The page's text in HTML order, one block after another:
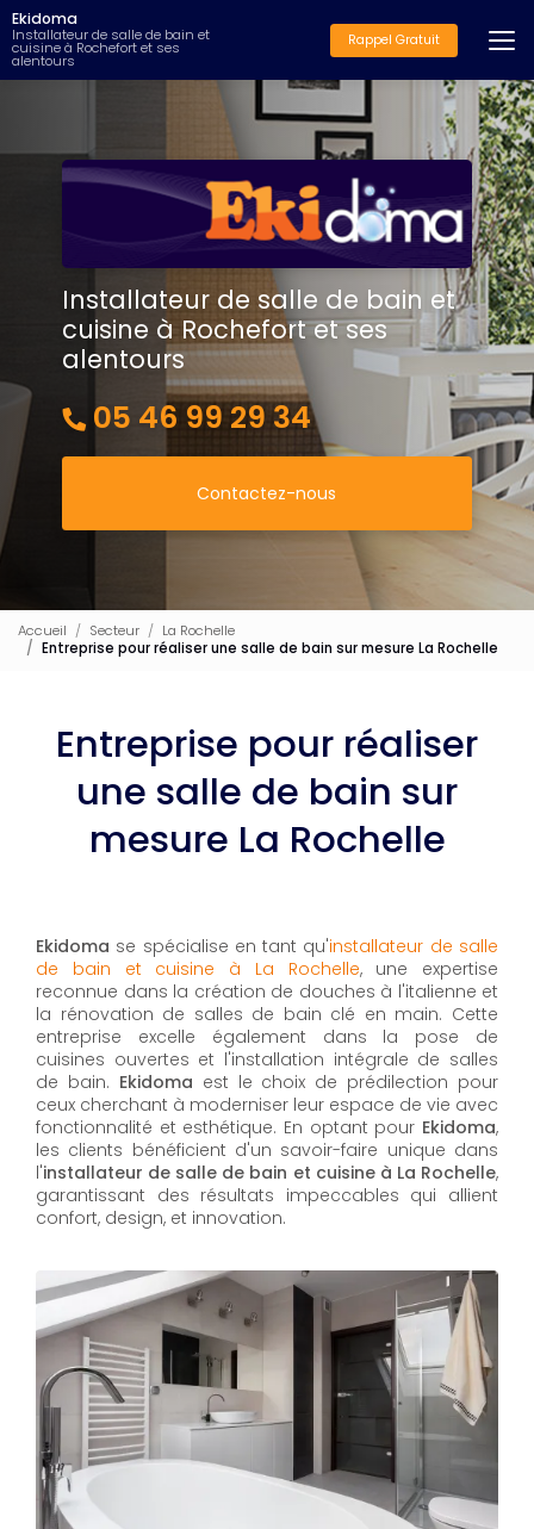
Aller
au
contenu
principal
Ekidoma
Installateur de salle de bain et
cuisine à Rochefort et ses
alentours
Rappel Gratuit
Installateur de salle de bain et
cuisine à Rochefort et ses
alentours
05 46 99 29 34
Contactez-nous
Accueil Secteur
La Rochelle
Entreprise pour réaliser une salle de bain sur mesure La Rochelle
Entreprise pour réaliser
une salle de bain sur
mesure La Rochelle
Ekidoma se spécialise en tant qu'installateur de salle
de bain et cuisine à La Rochelle, une expertise
reconnue dans la création de douches à l'italienne et
la rénovation de salles de bain clé en main. Cette
entreprise excelle également dans la pose de
cuisines ouvertes et l'installation intégrale de salles
de bain. Ekidoma est le choix de prédilection pour
ceux cherchant à moderniser leur espace de vie avec
fonctionnalité et esthétique. En optant pour Ekidoma,
les clients bénéficient d'un savoir-faire unique dans
l'installateur de salle de bain et cuisine à La Rochelle,
garantissant des résultats impeccables qui allient
confort, design, et innovation.